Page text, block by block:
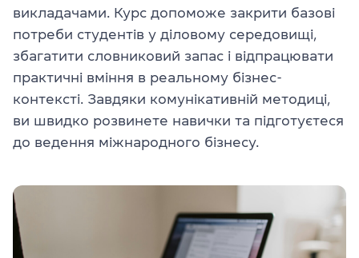
викладачами. Курс допоможе закрити базові
потреби студентів у діловому середовищі,
збагатити словниковий запас і відпрацювати
практичні вміння в реальному бізнес-
контексті. Завдяки комунікативній методиці,
ви швидко розвинете навички та підготуєтеся
до ведення міжнародного бізнесу.